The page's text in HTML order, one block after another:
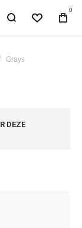
0
Grays
DEZE